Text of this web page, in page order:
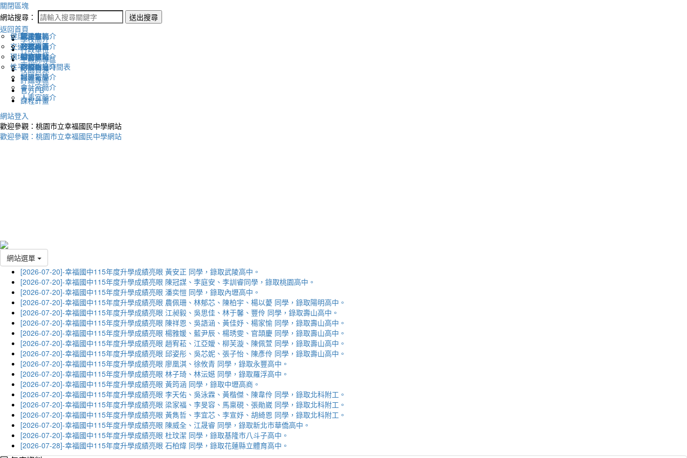
關閉區塊
網站搜尋：
送出搜尋
返回首頁
學校簡介
認識幸福
地理位置
英文網站
幸福相簿
媒體報導
行政單位
校長室簡介
教務處簡介
學務處簡介
總務處簡介
輔導室簡介
會計室簡介
人事室簡介
生親師專區
新生專區
升學專區
圖書館藏
學校作息時間表
校園資源
電子報
下載列表
評鑑專區
健康促進
交通安全
環境教育
性平教育
官方FB
課程計畫
網站登入
歡迎參觀：桃園市立幸福國民中學網站
歡迎參觀：桃園市立幸福國民中學網站
網站選單
[2026-07-20]-幸福國中115年度升學成績亮眼 黃安正 同學，錄取武陵高中。
[2026-07-20]-幸福國中115年度升學成績亮眼 陳冠謀、李庭安、李訓睿同學，錄取桃園高中。
[2026-07-20]-幸福國中115年度升學成績亮眼 潘奕愷 同學，錄取內壢高中。
[2026-07-20]-幸福國中115年度升學成績亮眼 農佩珊、林郁芯、陳柏宇、楊以薆 同學，錄取陽明高中。
[2026-07-20]-幸福國中115年度升學成績亮眼 江昶毅、吳思佳、林于馨、豐伶 同學，錄取壽山高中。
[2026-07-20]-幸福國中115年度升學成績亮眼 陳祥恩、吳語涵、黃佳妤、楊家愉 同學，錄取壽山高中。
[2026-07-20]-幸福國中115年度升學成績亮眼 楊雅媛、藍尹辰、楊琇雯、官頡慶 同學，錄取壽山高中。
[2026-07-20]-幸福國中115年度升學成績亮眼 趙宥菘、江亞嬡、柳芙漩、陳佩萱 同學，錄取壽山高中。
[2026-07-20]-幸福國中115年度升學成績亮眼 邱姿彤、吳芯妮、張子怡、陳彥伶 同學，錄取壽山高中。
[2026-07-20]-幸福國中115年度升學成績亮眼 廖凰淇、徐攸青 同學，錄取永豐高中。
[2026-07-20]-幸福國中115年度升學成績亮眼 林子琦、林沄嬨 同學，錄取羅浮高中。
[2026-07-20]-幸福國中115年度升學成績亮眼 黃筠涵 同學，錄取中壢高商。
[2026-07-20]-幸福國中115年度升學成績亮眼 李天佑、吳泳霖、黃楷傑、陳韋伶 同學，錄取北科附工。
[2026-07-20]-幸福國中115年度升學成績亮眼 梁家福、李旻容、馬稟硯、張勛崴 同學，錄取北科附工。
[2026-07-20]-幸福國中115年度升學成績亮眼 黃雋哲、李宜芯、李宣妤、胡綺恩 同學，錄取北科附工。
[2026-07-20]-幸福國中115年度升學成績亮眼 陳威全、江晟睿 同學，錄取新北市華僑高中。
[2026-07-20]-幸福國中115年度升學成績亮眼 杜玟潔 同學，錄取基隆市八斗子高中。
[2026-07-28]-幸福國中115年度升學成績亮眼 石柏煒 同學，錄取花蓮縣立體育高中。